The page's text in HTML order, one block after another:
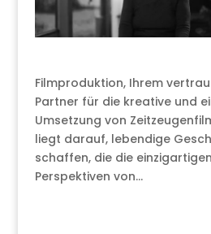
Filmproduktion, Ihrem
Partner für die kreative und
Umsetzung von
liegt darauf, lebendige
schaffen, die die
Perspektiven von...